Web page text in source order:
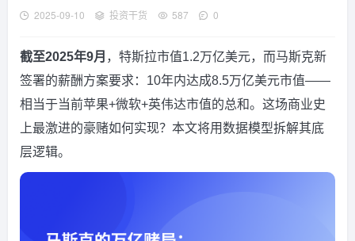
2025-09-10 投资干货 587 0
截至2025年9月 ，特斯拉市值1.2万亿美元，而马斯克新
签署的薪酬方案要求：10年内达成8.5万亿美元市值——
相当于当前苹果+微软+英伟达市值的总和。这场商业史
上最激进的豪赌如何实现？本文将用数据模型拆解其底
层逻辑。